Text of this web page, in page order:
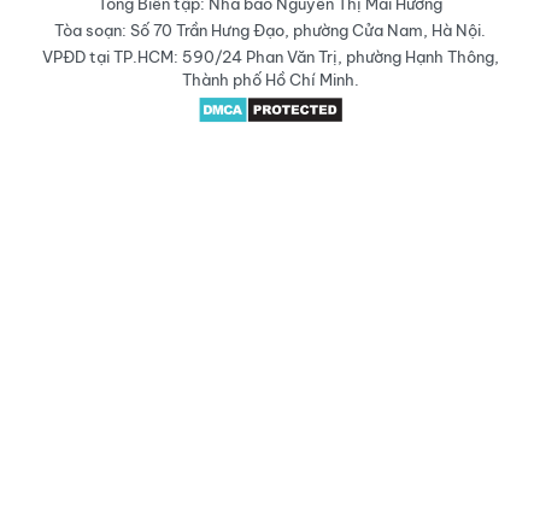
Tòa soạn: Số 70 Trần Hưng Đạo, phường Cửa Nam, Hà Nội.
VPĐD tại TP.HCM: 590/24 Phan Văn Trị, phường Hạnh Thông,
Thành phố Hồ Chí Minh.